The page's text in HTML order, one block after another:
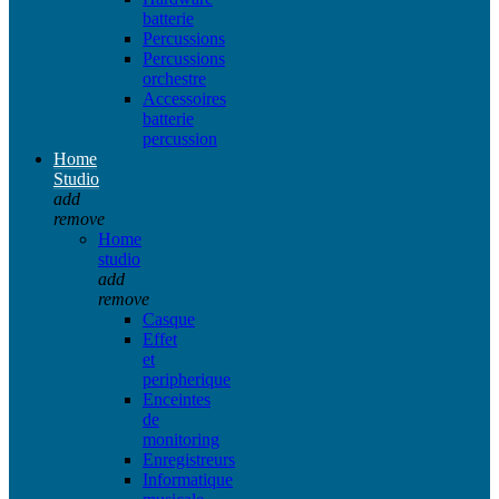
batterie
Percussions
Percussions
orchestre
Accessoires
batterie
percussion
Home
Studio
add
remove
Home
studio
add
remove
Casque
Effet
et
peripherique
Enceintes
de
monitoring
Enregistreurs
Informatique